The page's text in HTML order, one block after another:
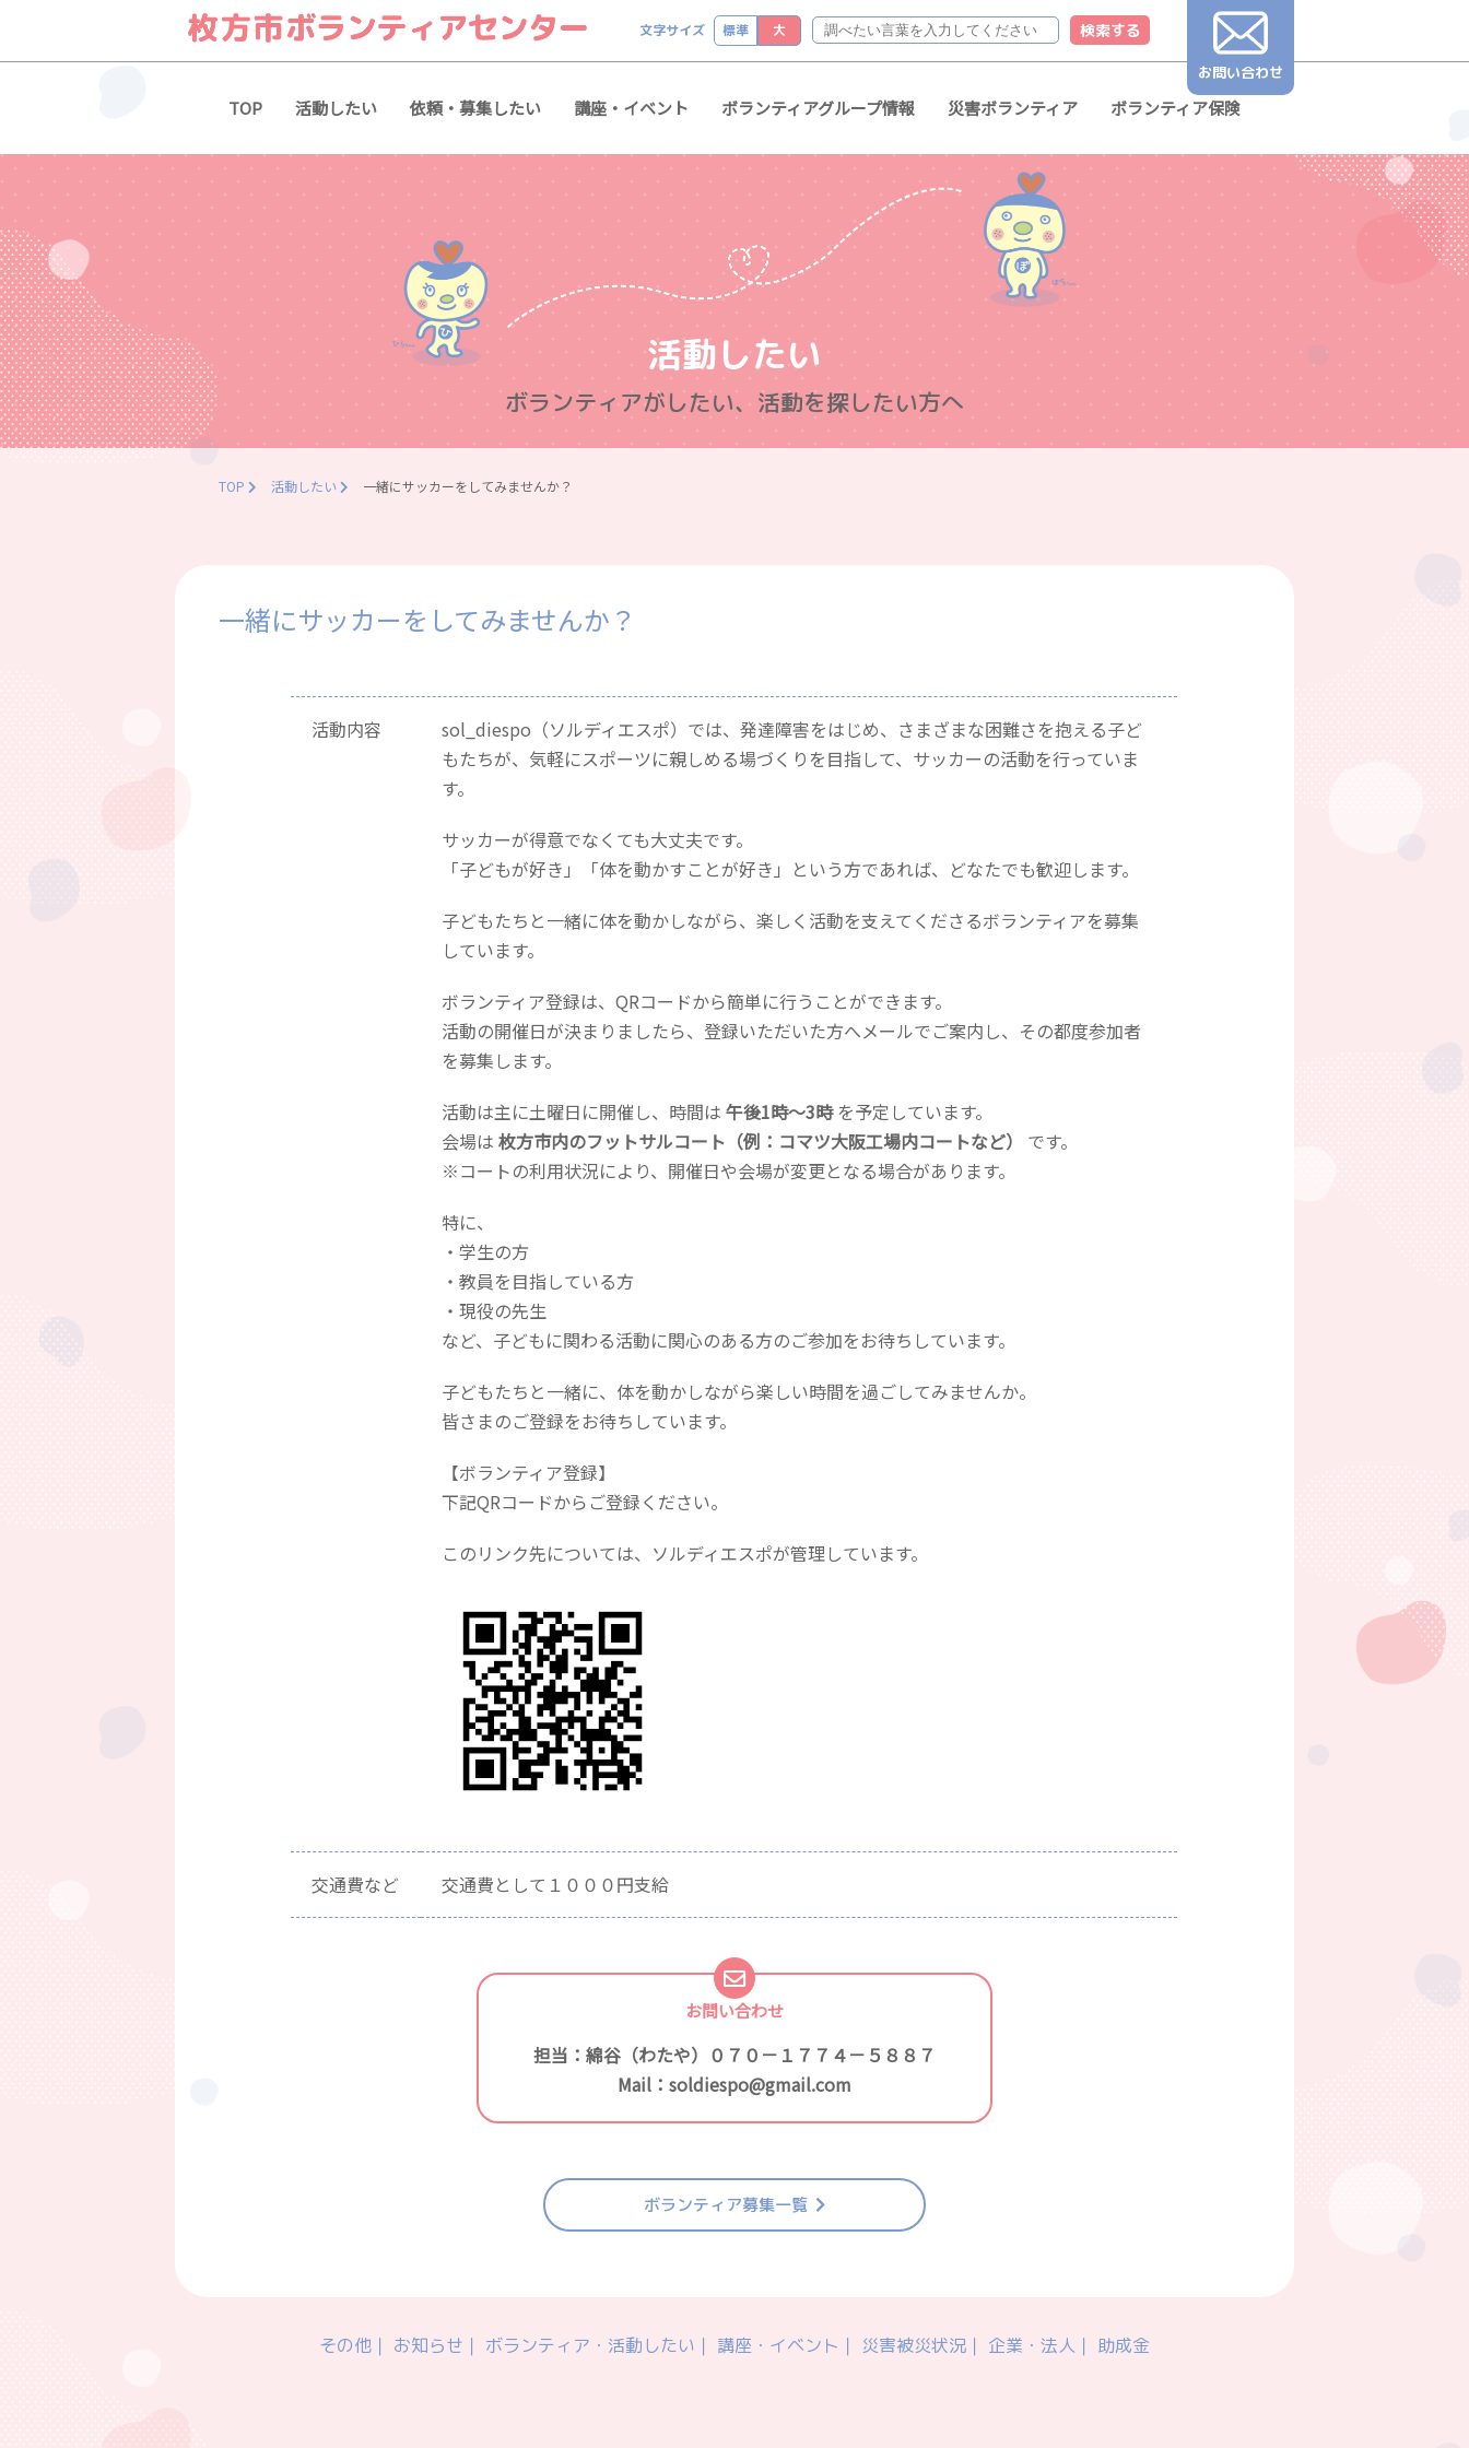
文字サイズ 標準 大
お問い合わせ
TOP 活動したい 依頼・募集したい 講座・イベント ボランティアグループ情報 災害ボランティア ボランティア保険
活動したい
ボランティアがしたい、活動を探したい方へ
TOP 活動したい 一緒にサッカーをしてみませんか？
一緒にサッカーをしてみませんか？
活動内容
sol_diespo（ソルディエスポ）では、発達障害をはじめ、さまざまな困難さを抱える子ど
もたちが、気軽にスポーツに親しめる場づくりを目指して、サッカーの活動を行っていま
す。
サッカーが得意でなくても大丈夫です。
「子どもが好き」「体を動かすことが好き」という方であれば、どなたでも歓迎します。
子どもたちと一緒に体を動かしながら、楽しく活動を支えてくださるボランティアを募集
しています。
ボランティア登録は、QRコードから簡単に行うことができます。
活動の開催日が決まりましたら、登録いただいた方へメールでご案内し、その都度参加者
を募集します。
活動は主に土曜日に開催し、時間は午後1時～3時を予定しています。
会場は枚方市内のフットサルコート（例：コマツ大阪工場内コートなど）
です。
※コートの利用状況により、開催日や会場が変更となる場合があります。
特に、
・学生の方
・教員を目指している方
・現役の先生
など、子どもに関わる活動に関心のある方のご参加をお待ちしています。
子どもたちと一緒に、体を動かしながら楽しい時間を過ごしてみませんか。
皆さまのご登録をお待ちしています。
【ボランティア登録】
下記QRコードからご登録ください。
このリンク先については、ソルディエスポが管理しています。
交通費など 交通費として１０００円支給
お問い合わせ
担当：綿谷（わたや）０７０－１７７４－５８８７
Mail：soldiespo@gmail.com
ボランティア募集一覧
その他 お知らせ ボランティア・活動したい 講座・イベント 災害被災状況 企業・法人 助成金